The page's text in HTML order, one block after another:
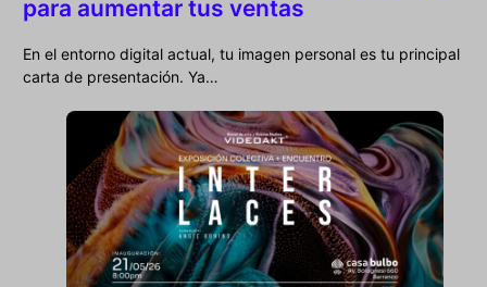
para aumentar tus ventas
En el entorno digital actual, tu imagen personal es tu principal
carta de presentación. Ya…